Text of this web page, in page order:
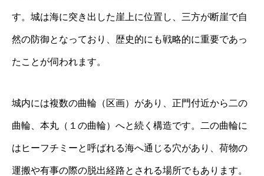
す。城は海に突き出した崖上に位置し、三方が断崖で自
然の防御となっており、歴史的にも戦略的に重要であっ
たことが伺われます。
城内には複数の曲輪（区画）があり、正門付近から二の
曲輪、本丸（１の曲輪）へと続く構造です。二の曲輪に
はヒーフチミーと呼ばれる海へ通じる穴があり、荷物の
運搬や有事の際の脱出経路とされる場所でもあります。